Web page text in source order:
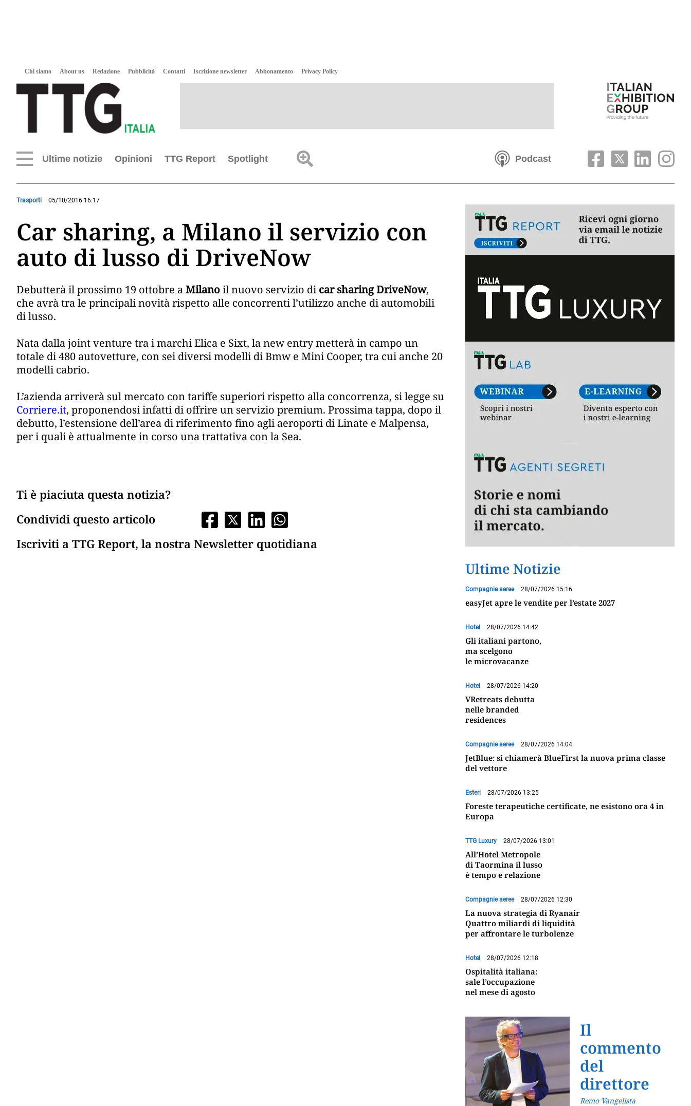
Chi siamo About us Redazione Pubblicità Contatti Iscrizione newsletter Abbonamento Privacy Policy
Ultime notizie Opinioni TTG Report Spotlight Podcast
Trasporti 05/10/2016 16:17
Car sharing, a Milano il servizio con
auto di lusso di DriveNow
Debutterà il prossimo 19 ottobre aMilanoil nuovo servizio dicar sharingDriveNow,
che avrà tra le principali novità rispetto alle concorrenti l’utilizzo anche di automobili
di lusso.
Nata dalla joint venture tra i marchi Elica e Sixt, la new entry metterà in campo un
totale di 480 autovetture, con sei diversi modelli di Bmw e Mini Cooper, tra cui anche 20
modelli cabrio.
L’azienda arriverà sul mercato con tariffe superiori rispetto alla concorrenza, si legge su
Corriere.it, proponendosi infatti di offrire un servizio premium. Prossima tappa, dopo il
debutto, l’estensione dell’area di riferimento fino agli aeroporti di Linate e Malpensa,
per i quali è attualmente in corso una trattativa con la Sea.
Ti è piaciuta questa notizia?
Condividi questo articolo
Iscriviti a TTG Report, la nostra Newsletter quotidiana
Ultime Notizie
Compagnie aeree 28/07/2026 15:16
easyJet apre le vendite per l’estate 2027
Hotel 28/07/2026 14:42
Gli italiani partono,
ma scelgono
le microvacanze
Hotel 28/07/2026 14:20
VRetreats debutta
nelle branded
residences
Compagnie aeree 28/07/2026 14:04
JetBlue: si chiamerà BlueFirst la nuova prima classe
del vettore
Esteri 28/07/2026 13:25
Foreste terapeutiche certificate, ne esistono ora 4 in
Europa
TTG Luxury 28/07/2026 13:01
All’Hotel Metropole
di Taormina il lusso
è tempo e relazione
Compagnie aeree 28/07/2026 12:30
La nuova strategia di Ryanair
Quattro miliardi di liquidità
per affrontare le turbolenze
Hotel 28/07/2026 12:18
Ospitalità italiana:
sale l’occupazione
nel mese di agosto
Il
commento
del
direttore
Remo Vangelista